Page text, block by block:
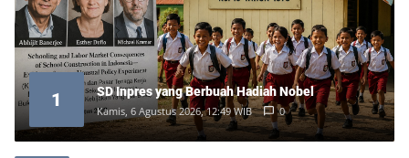
1 SD Inpres yang Berbuah Hadiah Nobel
Kamis, 6 Agustus 2026, 12:49 WIB 0